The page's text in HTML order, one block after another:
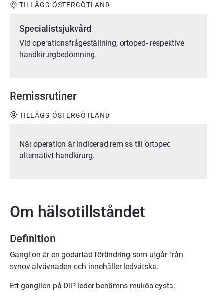
TILLÄGG ÖSTERGÖTLAND
Specialistsjukvård
Vid operationsfrågeställning, ortoped- respektive
handkirurgbedömning.
Remissrutiner
TILLÄGG ÖSTERGÖTLAND
När operation är indicerad remiss till ortoped
alternativt handkirurg.
Om hälsotillståndet
Definition
Ganglion är en godartad förändring som utgår från
synovialvävnaden och innehåller ledvätska.
Ett ganglion på DIP-leder benämns mukös cysta.